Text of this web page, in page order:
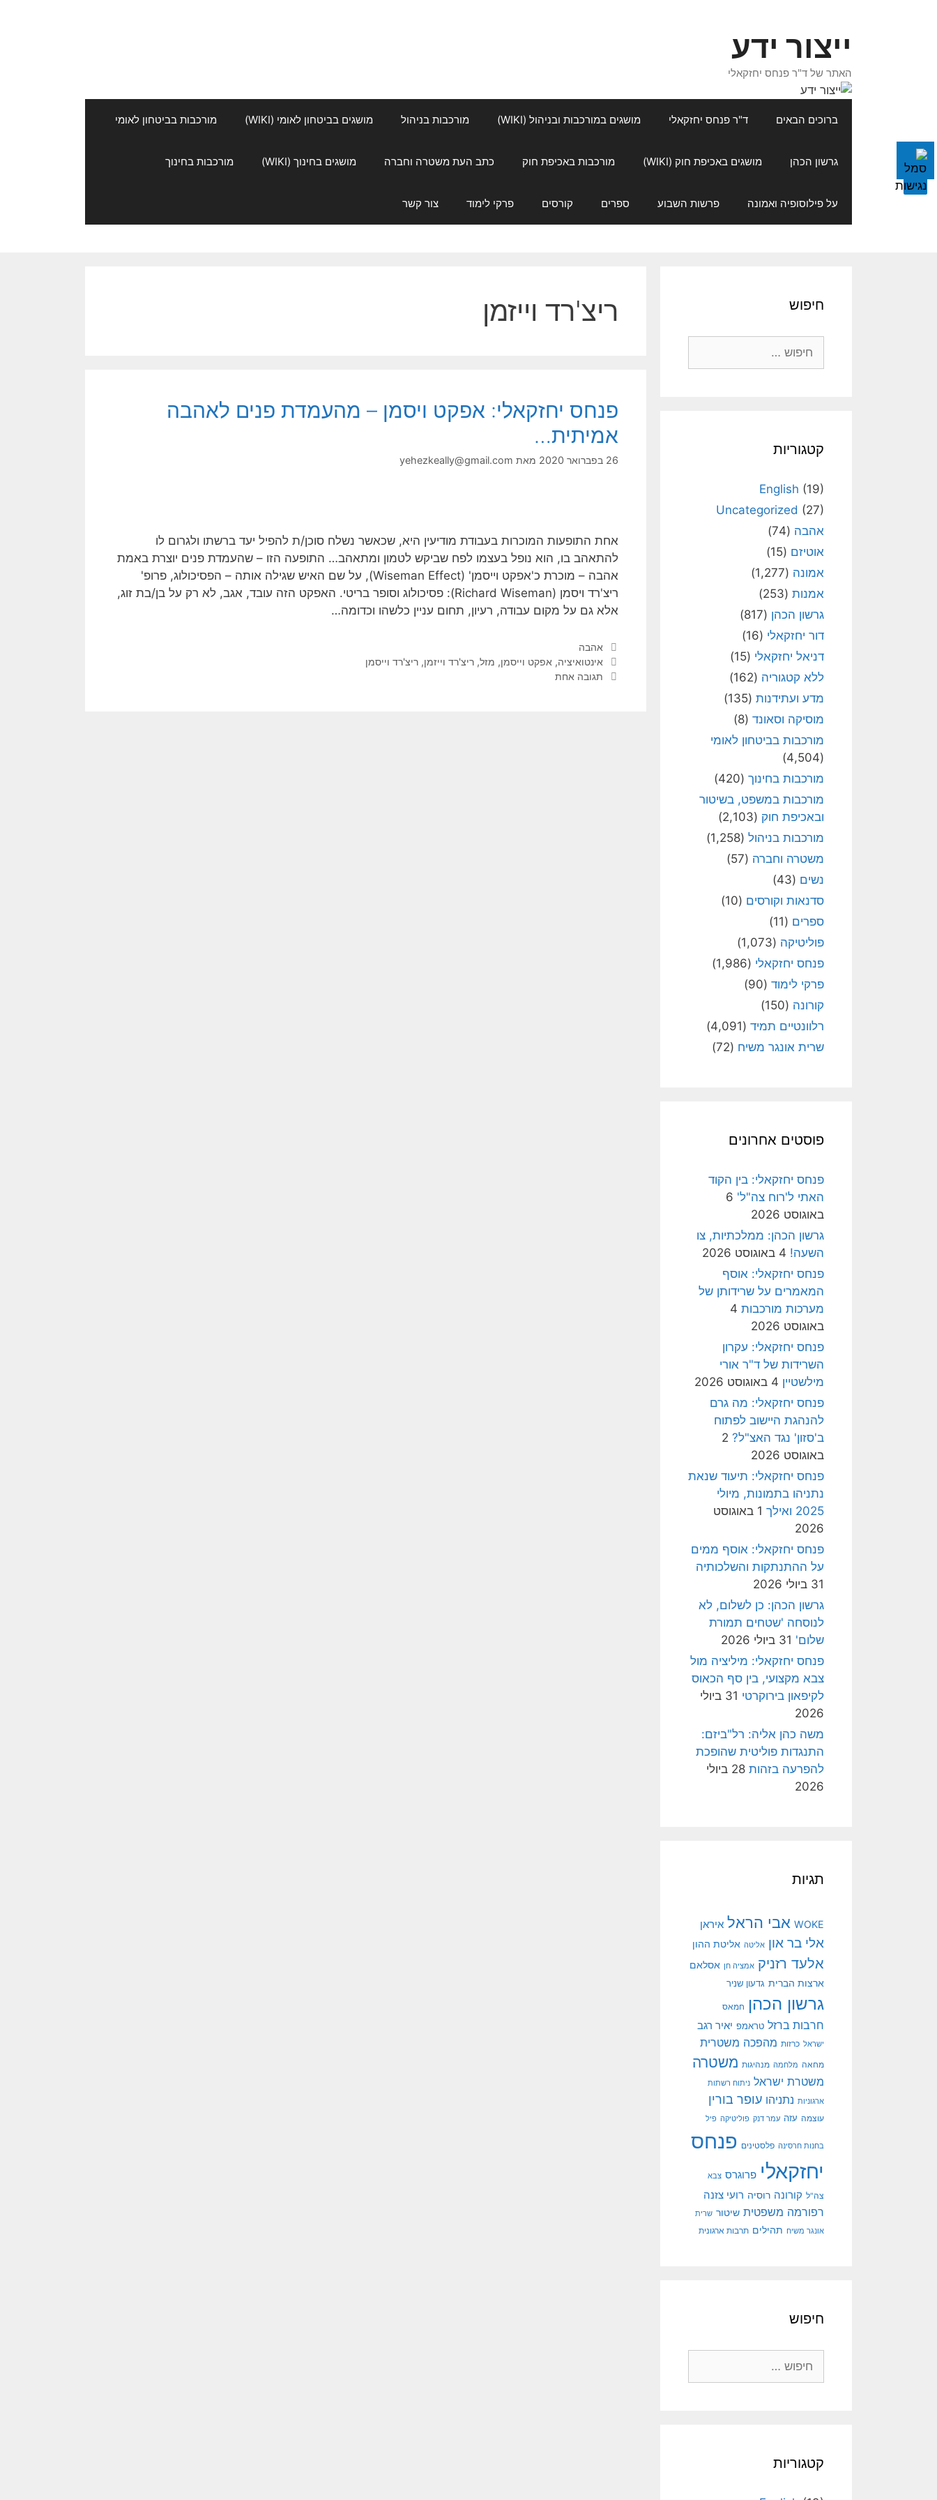
ייצור ידע
האתר של ד"ר פנחס יחזקאלי
ברוכים הבאים ד"ר פנחס יחזקאלי מושגים במורכבות ובניהול (WIKI) מורכבות בניהול מושגים בביטחון לאומי (WIKI) מורכבות בביטחון לאומי
גרשון הכהן מושגים באכיפת חוק (WIKI) מורכבות באכיפת חוק כתב העת משטרה וחברה מושגים בחינוך (WIKI) מורכבות בחינוך
על פילוסופיה ואמונה פרשות השבוע ספרים קורסים פרקי לימוד צור קשר
ריצ'רד וייזמן
פנחס יחזקאלי: אפקט ויסמן – מהעמדת פנים לאהבה
אמיתית…
26 בפברואר 2020 מאת yehezkeally@gmail.com
אחת התופעות המוכרות בעבודת מודיעין היא, שכאשר נשלח סוכן/ת להפיל יעד ברשתו ולגרום לו
להתאהב בו, הוא נופל בעצמו לפח שביקש לטמון ומתאהב… התופעה הזו – שהעמדת פנים יוצרת באמת
אהבה – מוכרת כ'אפקט וייסמן' (Wiseman Effect), על שם האיש שגילה אותה – הפסיכולוג, פרופ'
ריצ'רד ויסמן (Richard Wiseman): פסיכולוג וסופר בריטי. האפקט הזה עובד, אגב, לא רק על בן/בת זוג,
אלא גם על מקום עבודה, רעיון, תחום עניין כלשהו וכדומה…
קטגוריות
אהבה
תגיות
אינטואיציה, אפקט וייסמן, מזל, ריצ'רד וייזמן, ריצ'רד וייסמן
תגובה אחת
חיפוש
קטגוריות
English (19)
Uncategorized (27)
אהבה (74)
אוטיזם (15)
אמונה (1,277)
אמנות (253)
גרשון הכהן (817)
דור יחזקאלי (16)
דניאל יחזקאלי (15)
ללא קטגוריה (162)
מדע ועתידנות (135)
מוסיקה וסאונד (8)
מורכבות בביטחון לאומי
(4,504)
מורכבות בחינוך (420)
מורכבות במשפט, בשיטור
ובאכיפת חוק (2,103)
מורכבות בניהול (1,258)
משטרה וחברה (57)
נשים (43)
סדנאות וקורסים (10)
ספרים (11)
פוליטיקה (1,073)
פנחס יחזקאלי (1,986)
פרקי לימוד (90)
קורונה (150)
רלוונטיים תמיד (4,091)
שרית אונגר משיח (72)
פוסטים אחרונים
פנחס יחזקאלי: בין הקוד
האתי ל'רוח צה"ל' 6
באוגוסט 2026
גרשון הכהן: ממלכתיות, צו
השעה! 4 באוגוסט 2026
פנחס יחזקאלי: אוסף
המאמרים על שרידותן של
מערכות מורכבות 4
באוגוסט 2026
פנחס יחזקאלי: עקרון
השרידות של ד"ר אורי
מילשטיין 4 באוגוסט 2026
פנחס יחזקאלי: מה גרם
להנהגת היישוב לפתוח
ב'סזון' נגד האצ"ל? 2
באוגוסט 2026
פנחס יחזקאלי: תיעוד שנאת
נתניהו בתמונות, מיולי
2025 ואילך
1 באוגוסט
2026
פנחס יחזקאלי: אוסף ממים
על ההתנתקות והשלכותיה
31 ביולי 2026
גרשון הכהן: כן לשלום, לא
לנוסחה 'שטחים תמורת
שלום' 31 ביולי 2026
פנחס יחזקאלי: מיליציה מול
צבא מקצועי, בין סף הכאוס
לקיפאון בירוקרטי
31 ביולי
2026
משה כהן אליה: רל"ביזם:
התנגדות פוליטית שהופכת
להפרעה בזהות
28 ביולי
2026
תגיות
WOKE אבי הראל איראן
אלי בר און אליטה אליטת ההון
אלעד רזניק אמציה חן אסלאם
ארצות הברית גדעון שניר
גרשון הכהן חמאס
חרבות ברזל טראמפ יאיר רגב
ישראל כרזות מהפכה משטרית
מחאה מלחמה מנהיגות משטרה
משטרת ישראל ניתוח רשתות
ארגוניות נתניהו עופר בורין
עוצמה עזה עמר דנק פוליטיקה פיל
בחנות חרסינה פלסטינים פנחס
יחזקאלי פרוגרס צבא
צה"ל קורונה רוסיה רועי צזנה
רפורמה משפטית שיטור שרית
אונגר משיח תהילים תרבות ארגונית
חיפוש
קטגוריות